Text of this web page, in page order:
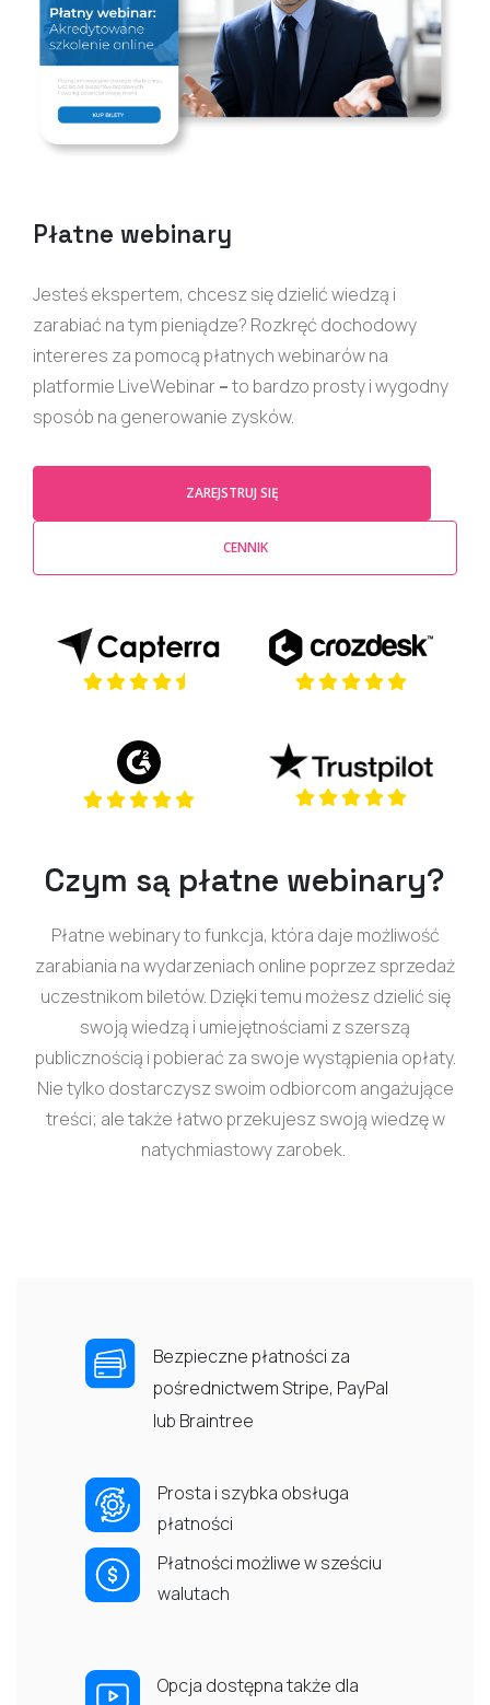
Płatne webinary
Jesteś ekspertem, chcesz się dzielić wiedzą i
zarabiać na tym pieniądze? Rozkręć dochodowy
intereres za pomocą płatnych webinarów na
platformie LiveWebinar–to bardzo prosty i wygodny
sposób na generowanie zysków.
ZAREJSTRUJ SIĘ
CENNIK
(opens in a new tab) (opens in a new
(opens in a new tab) (opens in a new
Czym są płatne webinary?
Płatne webinary to funkcja, która daje możliwość
zarabiania na wydarzeniach online poprzez sprzedaż
uczestnikom biletów. Dzięki temu możesz dzielić się
swoją wiedzą i umiejętnościami z szerszą
publicznością i pobierać za swoje wystąpienia opłaty.
Nie tylko dostarczysz swoim odbiorcom angażujące
treści; ale także łatwo przekujesz swoją wiedzę w
natychmiastowy zarobek.
Bezpieczne płatności za
pośrednictwem Stripe, PayPal
lub Braintree
Prosta i szybka obsługa
płatności
Płatności możliwe w sześciu
walutach
Opcja dostępna także dla